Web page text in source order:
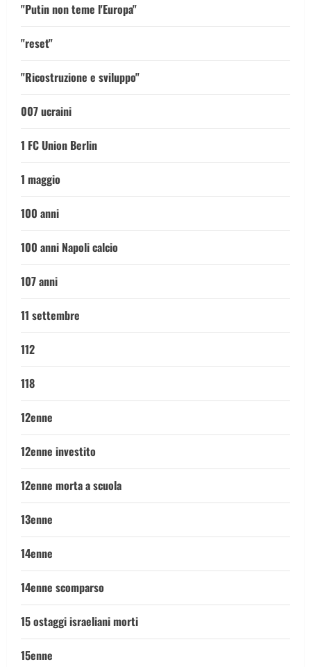
"Putin non teme l'Europa"
"reset"
"Ricostruzione e sviluppo"
007 ucraini
1 FC Union Berlin
1 maggio
100 anni
100 anni Napoli calcio
107 anni
11 settembre
112
118
12enne
12enne investito
12enne morta a scuola
13enne
14enne
14enne scomparso
15 ostaggi israeliani morti
15enne